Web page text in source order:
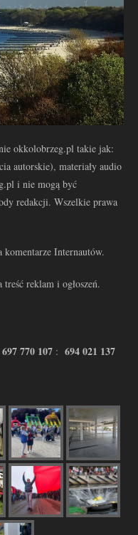
okkolobrzeg.pl takie jak:
autorskie), materiały audio
i nie mogą być
redakcji. Wszelkie prawa
komentarze Internautów.
reklam i ogłoszeń.
697 770 107 : 694 021 137